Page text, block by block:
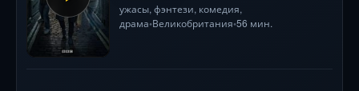
ужасы, фэнтези, комедия,
драма•Великобритания•56 мин.